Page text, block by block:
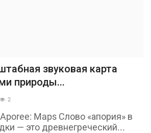
звуковая карта
природы...
2
Maps Слово «апория» в
— это древнегреческий...